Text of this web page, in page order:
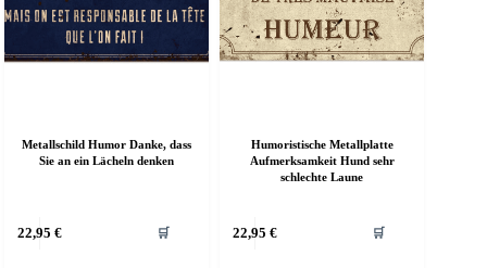
Metallschild Humor Danke, dass
Sie an ein Lächeln denken
22,95 € 🛒
Humoristische Metallplatte
Aufmerksamkeit Hund sehr
schlechte Laune
22,95 € 🛒
Produkt